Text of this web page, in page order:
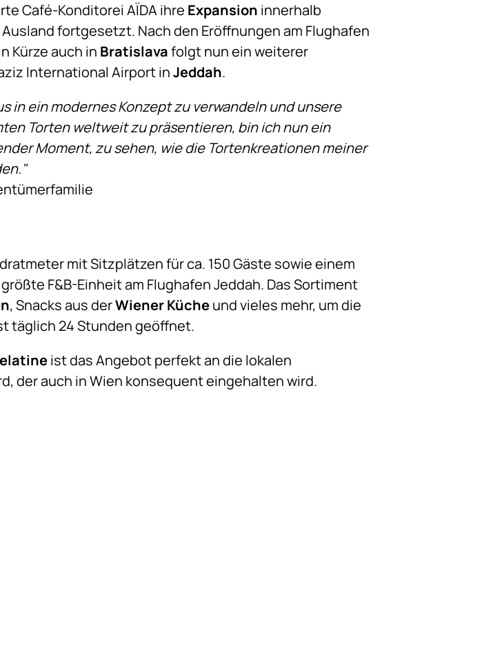
Café-Konditorei AÏDA ihre Expansion innerhalb
fortgesetzt. Nach den Eröffnungen am Flughafen
Kürze auch in Bratislavafolgt nun ein weiterer
International Airport inJeddah.
in ein modernes Konzept zu verwandeln und unsere
Torten weltweit zu präsentieren, bin ich nun ein
Moment, zu sehen, wie die Tortenkreationen meiner
mit Sitzplätzen für ca. 150 Gäste sowie einem
F&B-Einheit am Flughafen Jeddah. Das Sortiment
, Snacks aus derWiener Kücheund vieles mehr, um die
täglich 24 Stunden geöffnet.
ist das Angebot perfekt an die lokalen
der auch in Wien konsequent eingehalten wird.